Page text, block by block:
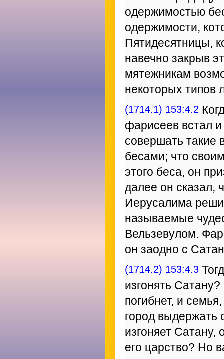
одержимостью
одержимости,
Пятидесятницы,
навечно закрыв
мятежникам
некоторых типов
(1714.1) 153:4.2
фарисеев встал
совершать такие
бесами; что
этого беса, он
далее он сказал,
Иерусалима
называемые
Вельзевулом.
он заодно с
(1714.2) 153:4.3
изгонять
погибнет, и
город выдержать
изгоняет Сатану,
его царство? Но